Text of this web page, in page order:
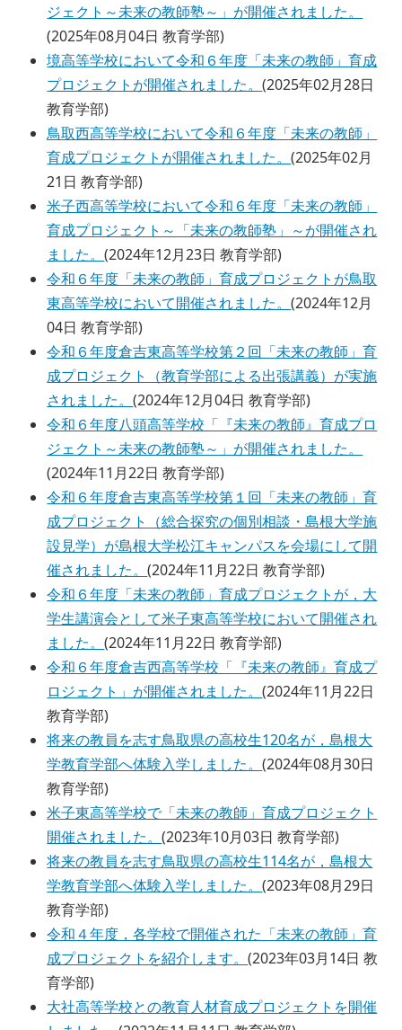
ジェクト～未来の教師塾～」が開催されました。
(2025年08月04日 教育学部)
境高等学校において令和６年度「未来の教師」育成
プロジェクトが開催されました。(2025年02月28日
教育学部)
鳥取西高等学校において令和６年度「未来の教師」
育成プロジェクトが開催されました。(2025年02月
21日 教育学部)
米子西高等学校において令和６年度「未来の教師」
育成プロジェクト～「未来の教師塾」～が開催され
ました。(2024年12月23日 教育学部)
令和６年度「未来の教師」育成プロジェクトが鳥取
東高等学校において開催されました。(2024年12月
04日 教育学部)
令和６年度倉吉東高等学校第２回「未来の教師」育
成プロジェクト（教育学部による出張講義）が実施
されました。(2024年12月04日 教育学部)
令和６年度八頭高等学校「『未来の教師』育成プロ
ジェクト～未来の教師塾～」が開催されました。
(2024年11月22日 教育学部)
令和６年度倉吉東高等学校第１回「未来の教師」育
成プロジェクト（総合探究の個別相談・島根大学施
設見学）が島根大学松江キャンパスを会場にして開
催されました。(2024年11月22日 教育学部)
令和６年度「未来の教師」育成プロジェクトが，大
学生講演会として米子東高等学校において開催され
ました。(2024年11月22日 教育学部)
令和６年度倉吉西高等学校「『未来の教師』育成プ
ロジェクト」が開催されました。(2024年11月22日
教育学部)
将来の教員を志す鳥取県の高校生120名が，島根大
学教育学部へ体験入学しました。(2024年08月30日
教育学部)
米子東高等学校で「未来の教師」育成プロジェクト
開催されました。(2023年10月03日 教育学部)
将来の教員を志す鳥取県の高校生114名が，島根大
学教育学部へ体験入学しました。(2023年08月29日
教育学部)
令和４年度，各学校で開催された「未来の教師」育
成プロジェクトを紹介します。(2023年03月14日 教
育学部)
大社高等学校との教育人材育成プロジェクトを開催